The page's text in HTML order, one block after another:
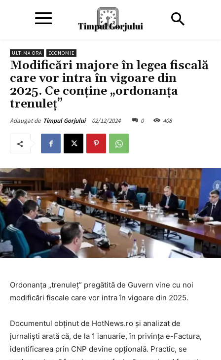
ULTIMA ORA ECONOMIE
Modificări majore în legea fiscală
care vor intra în vigoare din
2025. Ce conține „ordonanța
trenuleț”
Adaugat de Timpul Gorjului 02/12/2024 0 408
Ordonanța „trenuleț” pregătită de Guvern vine cu noi
modificări fiscale care vor intra în vigoare din 2025.
Documentul obținut de HotNews.ro și analizat de
jurnaliști arată că, de la 1 ianuarie, în privința e-Factura,
identificarea prin CNP devine opțională. Practic, se